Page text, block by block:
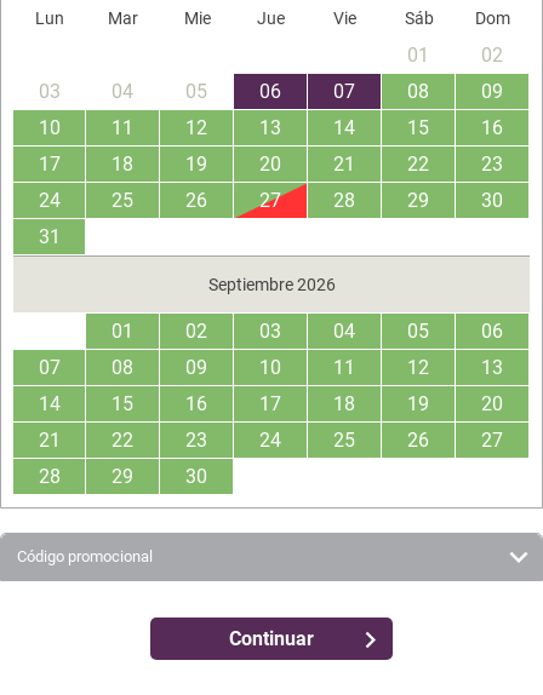
Lun Mar Mie Jue Vie Sáb Dom
01
02
03
04 05 06 07 08
09
10
11 12 13 14 15
16
17
18 19 20 21 22
23
24
25 26 27 28 29
30
31
Septiembre 2026
01 02 03 04 05
06
07
08 09 10 11 12
13
14
15 16 17 18 19
20
21
22 23 24 25 26
27
28
29 30
Código promocional
Continuar